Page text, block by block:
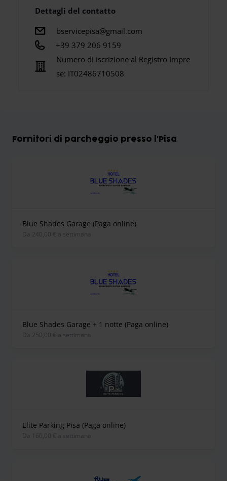
Dettagli del contatto
bservicepisa@gmail.com
+39 379 206 9159
Numero di iscrizione al Registro Impre
se: IT02486710508
Fornitori di parcheggio presso l'Pisa
Blue Shades Garage (Paga online)
Da 240,00 € a settimana
Blue Shades Garage + 1 notte (Paga online)
Da 250,00 € a settimana
Elite Parking Pisa (Paga online)
Da 160,00 € a settimana